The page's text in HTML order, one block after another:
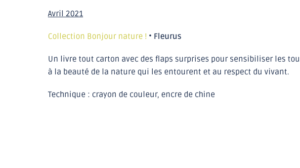
Avril 2021
Collection Bonjour nature ! • Fleurus
Un livre tout carton avec des flaps surprises pour sensibiliser les
à la beauté de la nature qui les entourent et au respect du vivant.
Technique : crayon de couleur, encre de chine